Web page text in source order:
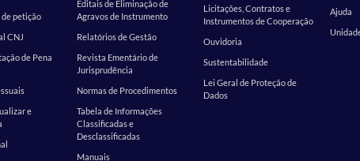
petição
CNJ
de Pena
e
Editais de Eliminação de
Agravos de Instrumento
Relatórios de Gestão
Revista Ementário de
Jurisprudência
Normas de Procedimentos
Tabela de Informações
Classificadas e
Desclassificadas
Manuais
Licitações, Contratos e
Instrumentos de Cooperação
Ouvidoria
Sustentabilidade
Lei Geral de Proteção de
Dados
Ajuda